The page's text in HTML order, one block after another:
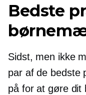
Bedste
Sidst, men ikke
par af de bedste
på for at gøre dit